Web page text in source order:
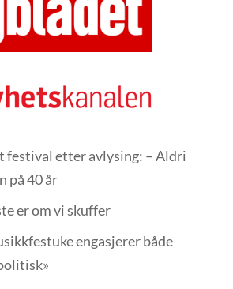
festival etter avlysing: – Aldri
på 40 år
er om vi skuffer
engasjerer både